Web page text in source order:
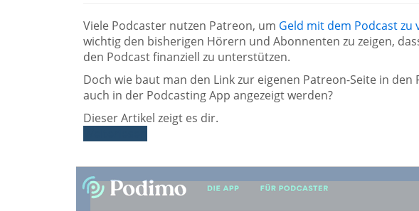
Viele Podcaster nutzen Patreon, um Geld mit dem Podcast zu
wichtig den bisherigen Hörern und Abonnenten zu zeigen,
den Podcast finanziell zu unterstützen.
Doch wie baut man den Link zur eigenen Patreon-Seite in den
auch in der Podcasting App angezeigt werden?
Dieser Artikel zeigt es dir.